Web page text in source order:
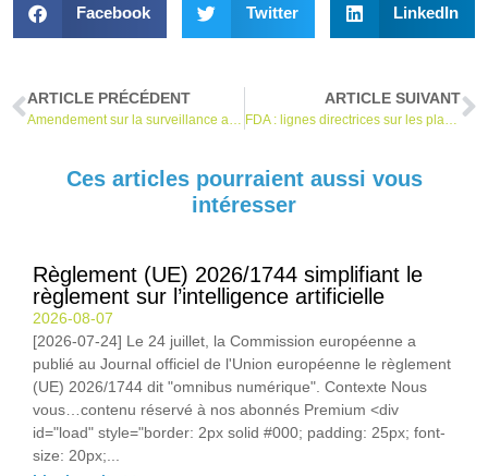
Facebook Twitter LinkedIn
ARTICLE PRÉCÉDENT ARTICLE SUIVANT
Ces articles pourraient aussi vous
intéresser
Règlement (UE) 2026/1744 simplifiant le
règlement sur l’intelligence artificielle
2026-08-07
[2026-07-24] Le 24 juillet, la Commission européenne a
publié au Journal officiel de l'Union européenne le règlement
(UE) 2026/1744 dit "omnibus numérique". Contexte Nous
vous…contenu réservé à nos abonnés Premium <div
id="load" style="border: 2px solid #000; padding: 25px; font-
size: 20px;...